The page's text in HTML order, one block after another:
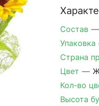
Состав —
Упаковка
Страна
Цвет —
Кол-во
Высота